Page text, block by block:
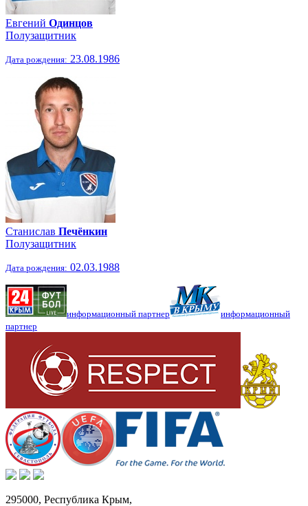
Евгений Одинцов
Полузащитник
Дата рождения: 23.08.1986
Станислав Печёнкин
Полузащитник
Дата рождения: 02.03.1988
информационный партнер
информационный
партнер
295000, Республика Крым,